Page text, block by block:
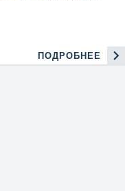
ПОДРОБНЕЕ